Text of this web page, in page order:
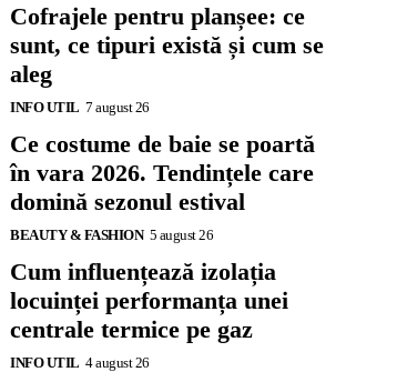
Cofrajele pentru planșee: ce
sunt, ce tipuri există și cum se
aleg
INFO UTIL 7 august 26
Ce costume de baie se poartă
în vara 2026. Tendințele care
domină sezonul estival
BEAUTY & FASHION 5 august 26
Cum influențează izolația
locuinței performanța unei
centrale termice pe gaz
INFO UTIL 4 august 26